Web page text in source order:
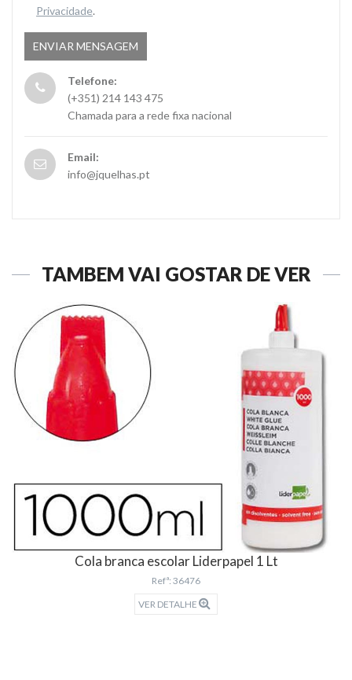
Privacidade.
Telefone:
(+351) 214 143 475
Chamada para a rede fixa nacional
Email:
info@jquelhas.pt
TAMBÉM VAI GOSTAR DE VER
Cola branca escolar Liderpapel 1 Lt
Refª: 36476
VER DETALHE